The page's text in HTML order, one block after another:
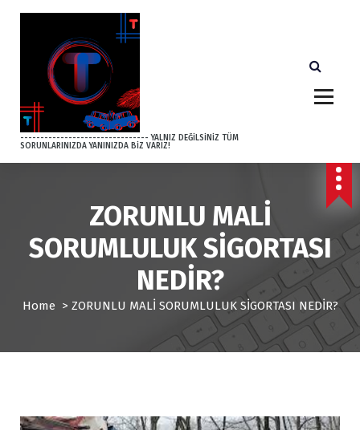
t
-------------------------------- YALNIZ DEĞİLSİNİZ TÜM
SORUNLARINIZDA YANINIZDA BİZ VARIZ!
ZORUNLU MALİ
SORUMLULUK SİGORTASI
NEDİR?
Home > ZORUNLU MALİ SORUMLULUK SİGORTASI NEDİR?